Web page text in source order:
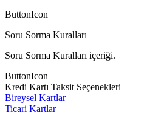
ButtonIcon
Soru Sorma Kuralları
Soru Sorma Kuralları içeriği.
ButtonIcon
Kredi Kartı Taksit Seçenekleri
Bireysel Kartlar
Ticari Kartlar